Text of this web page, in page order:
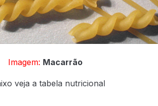
Imagem: Macarrão
veja a tabela nutricional